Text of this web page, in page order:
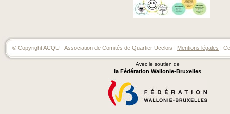
© Copyright ACQU - Association de Comités de Quartier Ucclois | Mentions légales |
Avec le soutien de
la Fédération Wallonie-Bruxelles